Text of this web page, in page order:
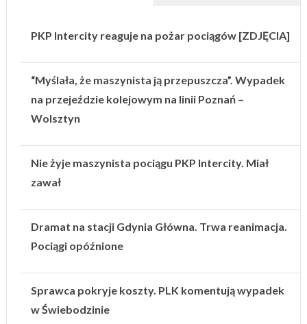
PKP Intercity reaguje na pożar pociągów [ZDJĘCIA]
“Myślała, że maszynista ją przepuszcza”. Wypadek
na przejeździe kolejowym na linii Poznań –
Wolsztyn
Nie żyje maszynista pociągu PKP Intercity. Miał
zawał
Dramat na stacji Gdynia Główna. Trwa reanimacja.
Pociągi opóźnione
Sprawca pokryje koszty. PLK komentują wypadek
w Świebodzinie